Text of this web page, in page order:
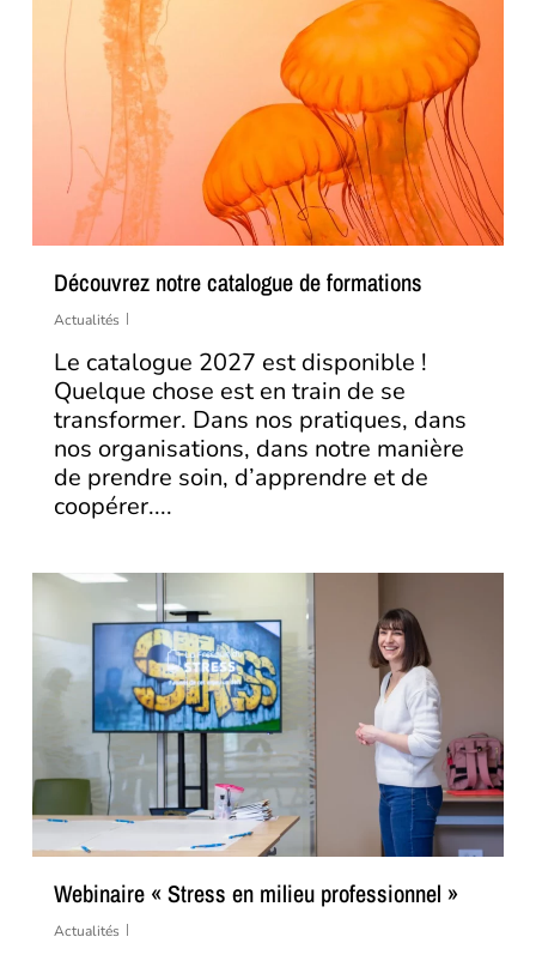
Découvrez notre catalogue de formations
Actualités
Le catalogue 2027 est disponible !
Quelque chose est en train de se
transformer. Dans nos pratiques, dans
nos organisations, dans notre manière
de prendre soin, d’apprendre et de
coopérer....
Webinaire « Stress en milieu professionnel »
Actualités